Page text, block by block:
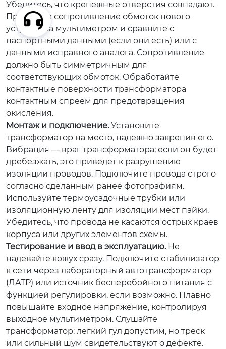
Убедитесь, что крепежные отверстия совпадают.
Проверьте сопротивление обмоток нового
устройства мультиметром и сравните с
паспортными данными (если они есть) или с
данными исправного аналога. Сопротивление
должно быть симметричным для
соответствующих обмоток. Обработайте
контактные поверхности трансформатора
контактным спреем для предотвращения
окисления.
Монтаж и подключение.Установите
трансформатор на место, надежно закрепив его.
Вибрация — враг трансформатора; если он будет
дребезжать, это приведет к разрушению
изоляции проводов. Подключите провода строго
согласно сделанным ранее фотографиям.
Используйте термоусадочные трубки или
изоляционную ленту для изоляции мест пайки.
Убедитесь, что провода не касаются острых краев
корпуса или других элементов схемы.
Тестирование и ввод в эксплуатацию.Не
надевайте кожух сразу. Подключите стабилизатор
к сети через лабораторный автотрансформатор
(ЛАТР) или источник бесперебойного питания с
функцией регулировки, если возможно. Плавно
повышайте входное напряжение, контролируя
выходное мультиметром. Слушайте
трансформатор: легкий гул допустим, но треск
или сильный шум свидетельствуют о дефекте.